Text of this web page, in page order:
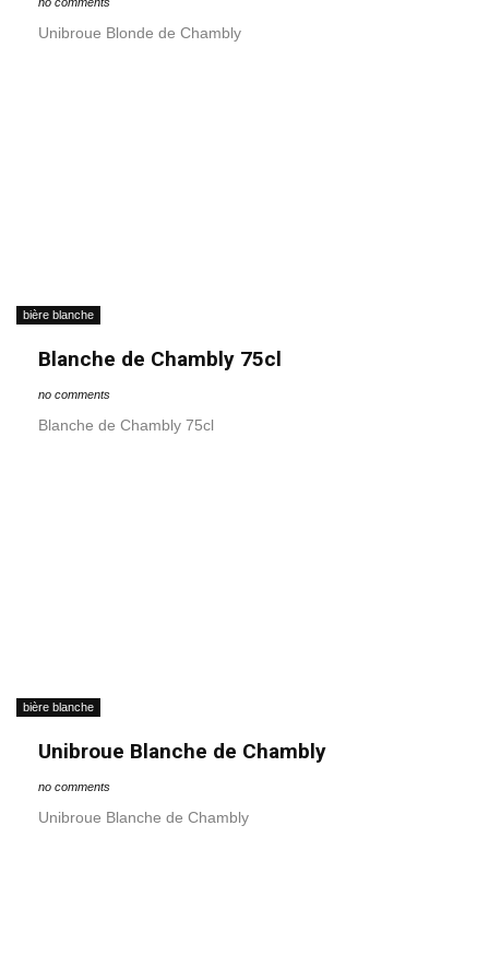
Unibroue Blonde de Chambly
bière blanche
Blanche de Chambly 75cl
no comments
Blanche de Chambly 75cl
bière blanche
Unibroue Blanche de Chambly
no comments
Unibroue Blanche de Chambly